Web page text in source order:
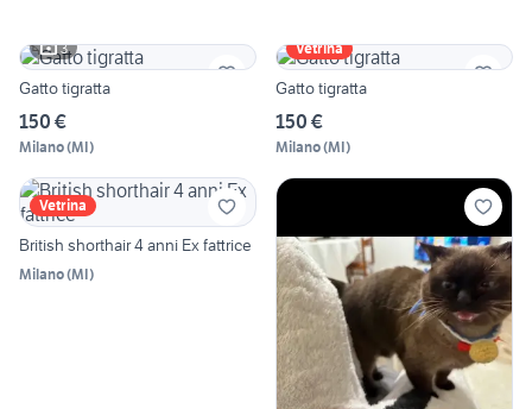
3
Gatto tigratta
150 €
Milano(MI)
Vetrina
Gatto tigratta
150 €
Milano(MI)
Vetrina
British shorthair 4 anni Ex fattrice
Milano(MI)